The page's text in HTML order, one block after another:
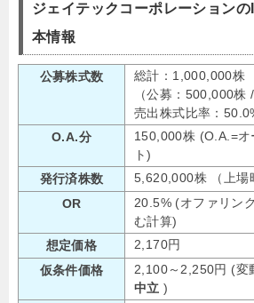
ジェイテックコーポレーション
本情報
公募株式数
総計：1,000,000株
（公募：500,000株
売出株式比率：
O.A.分
150,000株 (O.A.=オ
ト)
発行済株数
5,620,000株 （上場
OR
20.5% (オファリン
む計算)
想定価格
2,170円
仮条件価格
2,100～2,250円 (変
中立 )